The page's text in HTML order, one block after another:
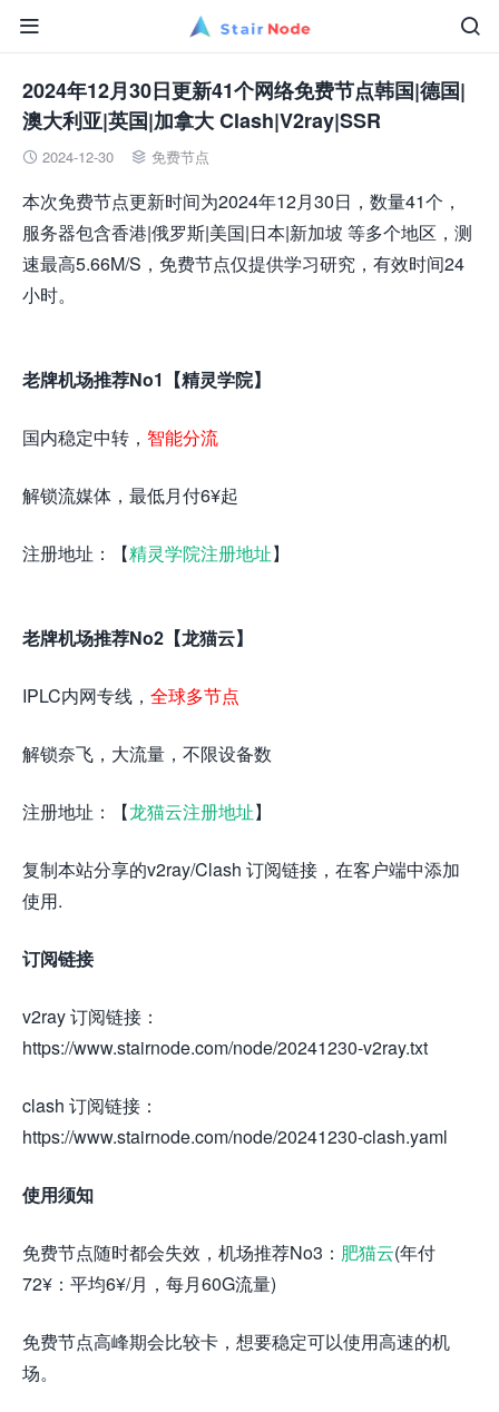


2024年12月30日更新41个网络免费节点韩国|德国|
澳大利亚|英国|加拿大 Clash|V2ray|SSR
 2024-12-30  免费节点
本次免费节点更新时间为2024年12月30日，数量41个，
服务器包含香港|俄罗斯|美国|日本|新加坡 等多个地区，测
速最高5.66M/S，免费节点仅提供学习研究，有效时间24
小时。
老牌机场推荐No1【精灵学院】
国内稳定中转， 智能分流
解锁流媒体，最低月付6¥起
注册地址：【精灵学院注册地址】
老牌机场推荐No2【龙猫云】
IPLC内网专线， 全球多节点
解锁奈飞，大流量，不限设备数
注册地址：【龙猫云注册地址】
复制本站分享的v2ray/Clash 订阅链接，在客户端中添加
使用.
订阅链接
v2ray 订阅链接：
https://www.stairnode.com/node/20241230-v2ray.txt
clash 订阅链接：
https://www.stairnode.com/node/20241230-clash.yaml
使用须知
免费节点随时都会失效，机场推荐No3： 肥猫云(年付
72¥：平均6¥/月，每月60G流量)
免费节点高峰期会比较卡，想要稳定可以使用高速的机
场。